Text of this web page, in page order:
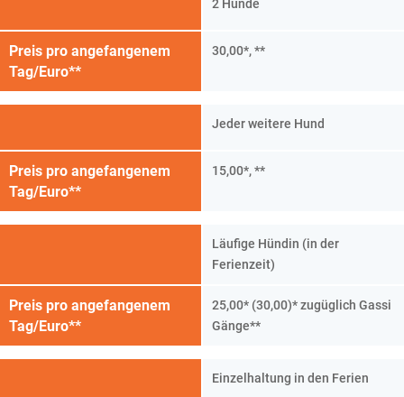
Preis pro angefangenem
Tag/Euro**
2 Hunde
30,00*, **
Preis pro angefangenem
Tag/Euro**
Jeder weitere Hund
15,00*, **
Preis pro angefangenem
Tag/Euro**
Läufige Hündin (in der
Ferienzeit)
25,00* (30,00)* zugüglich Gassi
Gänge**
Einzelhaltung in den Ferien